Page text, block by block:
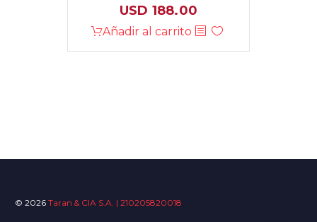
USD 188.00
Añadir al carrito
© 2026 Taran & CIA S.A. | 210205820018